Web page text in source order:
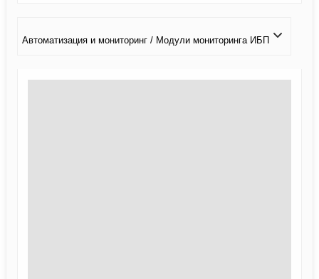
Автоматизация и мониторинг / Модули мониторинга ИБП